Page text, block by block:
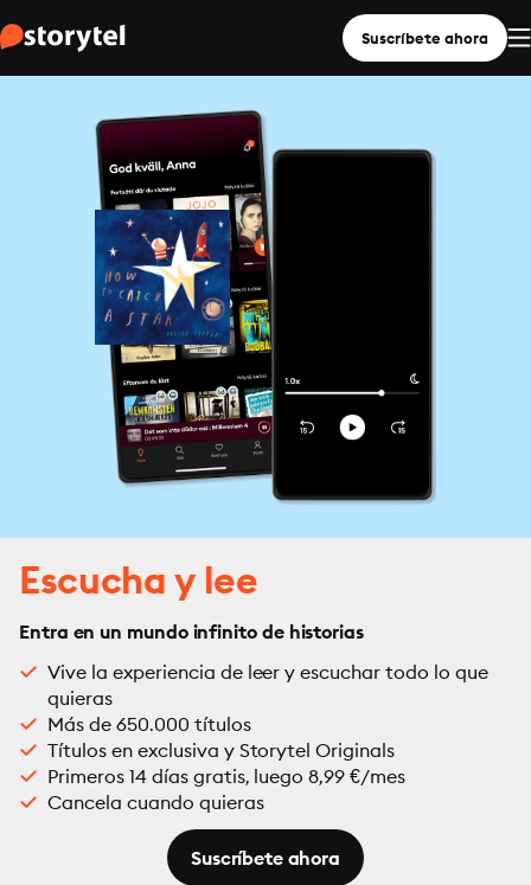
Suscríbete ahora
Escucha y lee
Entra en un mundo infinito de historias
Vive la experiencia de leer y escuchar todo lo que
quieras
Más de 650.000 títulos
Títulos en exclusiva y Storytel Originals
Primeros 14 días gratis, luego 8,99 €/mes
Cancela cuando quieras
Suscríbete ahora